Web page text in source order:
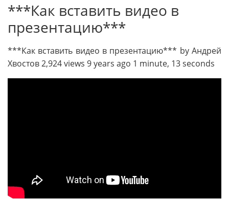
***Как вставить видео в
презентацию***
***Как вставить видео в презентацию*** by Андрей
Хвостов 2,924 views 9 years ago 1 minute, 13 seconds